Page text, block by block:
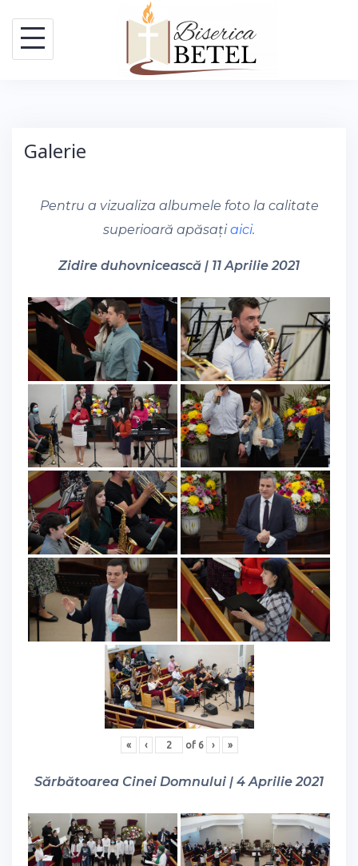
content
Galerie
Pentru a vizualiza albumele foto la calitate
superioară apăsațiaici.
Zidire duhovnicească | 11 Aprilie 2021
« ‹ of 6 › »
Sărbătoarea Cinei Domnului | 4 Aprilie 2021